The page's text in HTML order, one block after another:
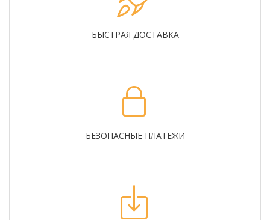
БЫСТРАЯ ДОСТАВКА
БЕЗОПАСНЫЕ ПЛАТЕЖИ